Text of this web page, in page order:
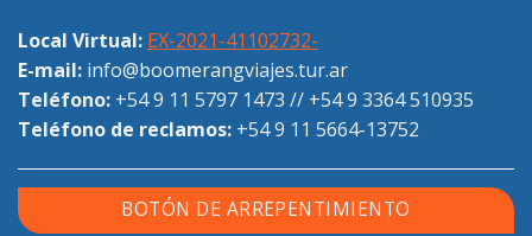
Local Virtual: EX-2021-41102732-
E-mail: info@boomerangviajes.tur.ar
Teléfono: +54 9 11 5797 1473 // +54 9 3364 510935
Teléfono de reclamos: +54 9 11 5664-13752
BOTÓN DE ARREPENTIMIENTO